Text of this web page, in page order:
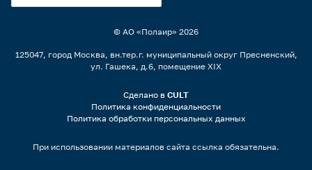
© АО «Полаир» 2026
125047, город Москва, вн.тер.г. муниципальный округ Пресненский,
ул. Гашека, д.6, помещение XIX
Сделано в CULT
Политика конфиденциальности
Политика обработки персональных данных
При использовании материалов сайта ссылка обязательна.